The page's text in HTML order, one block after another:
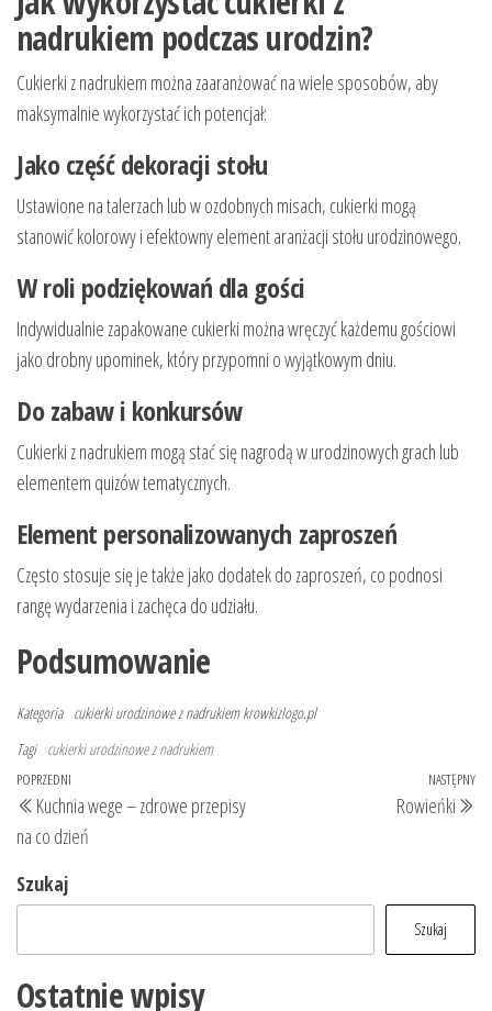
nadrukiem podczas urodzin?
Cukierki z nadrukiem można zaaranżować na wiele sposobów, aby
maksymalnie wykorzystać ich potencjał:
Jako część dekoracji stołu
Ustawione na talerzach lub w ozdobnych misach, cukierki mogą
stanowić kolorowy i efektowny element aranżacji stołu urodzinowego.
W roli podziękowań dla gości
Indywidualnie zapakowane cukierki można wręczyć każdemu gościowi
jako drobny upominek, który przypomni o wyjątkowym dniu.
Do zabaw i konkursów
Cukierki z nadrukiem mogą stać się nagrodą w urodzinowych grach lub
elementem quizów tematycznych.
Element personalizowanych zaproszeń
Często stosuje się je także jako dodatek do zaproszeń, co podnosi
rangę wydarzenia i zachęca do udziału.
Podsumowanie
Kategoria cukierki urodzinowe z nadrukiem krowkizlogo.pl
Tagi cukierki urodzinowe z nadrukiem
Nawigacja
wpisu
Poprzedni
wpis
POPRZEDNI
Kuchnia wege – zdrowe przepisy
na co dzień
NASTĘPNY
Rowieńki
Szukaj
Szukaj
Ostatnie wpisy